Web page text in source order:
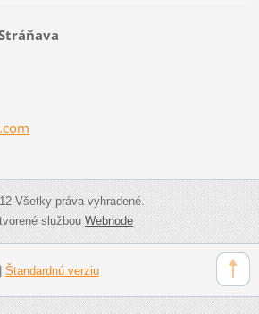
Všetky práva vyhradené.
službouWebnode
Štandardnú verziu